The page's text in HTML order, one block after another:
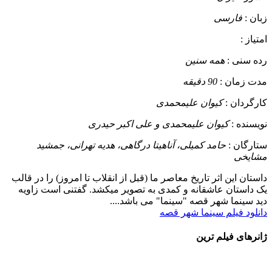
زبان : فارسی
امتیاز :
رده سنی : همه سنین
مدت زمان : 90 دقیقه
کارگردان :کیوان علیمحمدی
نویسنده :کیوان علیمحمدی و علی اکبر حیدری
ستارگان : حامد کمیلی، آناهیتا درگاهی، هدیه تهرانی، جمشید
مشایخی
داستان این اثر تاریخ معاصر ما (قبل از انقلاب تا امروز) را در قالب
یک داستان عاشقانه و کمدی به تصویر میکشد. گفتنی است زاویه
دید سینما شهر قصه "سینما" می باشد....
دانلود فیلم سینما شهر قصه
ژانرهای فیلم ترین